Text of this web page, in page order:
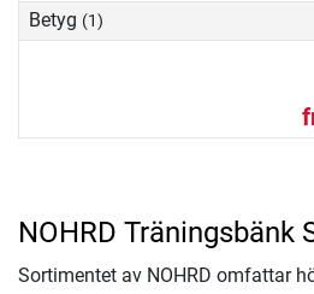
Betyg (1)
NOHRD Träningsbänk
Sortimentet av NOHRD omfattar